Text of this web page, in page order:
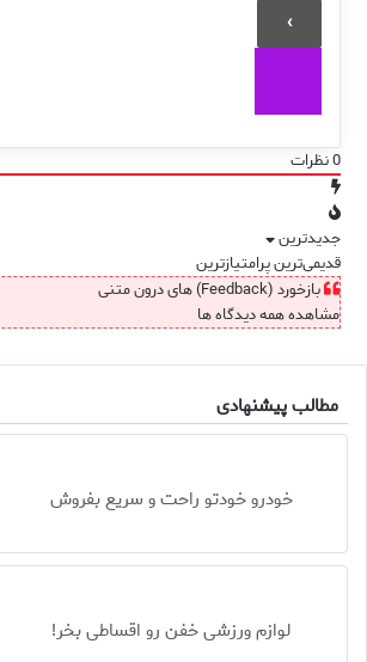
0نظرات
جدیدترین
قدیمی‌ترینپرامتیازترین
بازخورد (Feedback) های درون متنی
مشاهده همه دیدگاه ها
مطالب پیشنهادی
خودرو خودتو راحت و سریع بفروش
لوازم ورزشی خفن رو اقساطی بخر!